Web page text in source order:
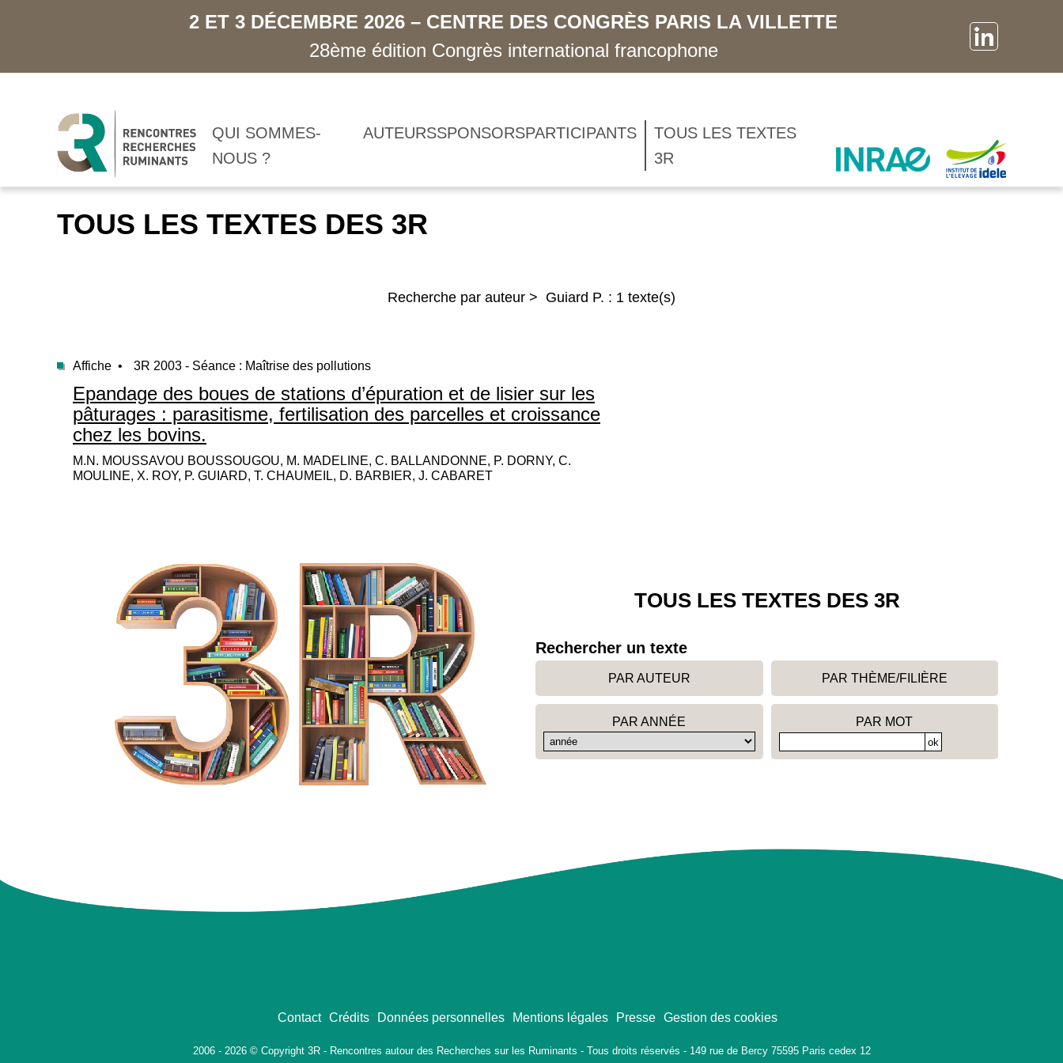
2 ET 3 DÉCEMBRE 2026 – CENTRE DES CONGRÈS PARIS LA VILLETTE
28ème édition Congrès international francophone
QUI SOMMES-
NOUS ?
AUTEURSSPONSORSPARTICIPANTS
TOUS LES TEXTES
3R
TOUS LES TEXTES DES 3R
Recherche par auteur > Guiard P. : 1 texte(s)
Affiche • 3R 2003 - Séance : Maîtrise des pollutions
Epandage des boues de stations d’épuration et de lisier sur les
pâturages : parasitisme, fertilisation des parcelles et croissance
chez les bovins.
M.N. MOUSSAVOU BOUSSOUGOU, M. MADELINE, C. BALLANDONNE, P. DORNY, C.
MOULINE, X. ROY, P. GUIARD, T. CHAUMEIL, D. BARBIER, J. CABARET
TOUS LES TEXTES DES 3R
Rechercher un texte
PAR AUTEUR PAR THÈME/FILIÈRE
PAR ANNÉE PAR MOT
Contact Crédits Données personnelles Mentions légales Presse Gestion des cookies
2006 - 2026 © Copyright 3R - Rencontres autour des Recherches sur les Ruminants - Tous droits réservés - 149 rue de Bercy 75595 Paris cedex 12